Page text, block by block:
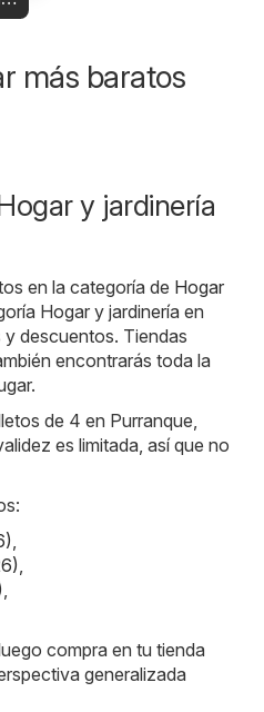
más baratos
y jardinería
en la categoría de Hogar
Hogar y jardinería en
descuentos. Tiendas
encontrarás toda la
de 4 en Purranque,
es limitada, así que no
,
,
,
compra en tu tienda
generalizada